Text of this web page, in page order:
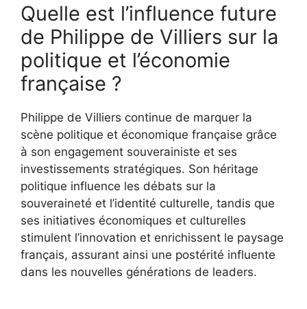
Quelle est l’influence future
de Philippe de Villiers sur la
politique et l’économie
française ?
Philippe de Villiers continue de marquer la
scène politique et économique française grâce
à son engagement souverainiste et ses
investissements stratégiques. Son héritage
politique influence les débats sur la
souveraineté et l’identité culturelle, tandis que
ses initiatives économiques et culturelles
stimulent l’innovation et enrichissent le paysage
français, assurant ainsi une postérité influente
dans les nouvelles générations de leaders.